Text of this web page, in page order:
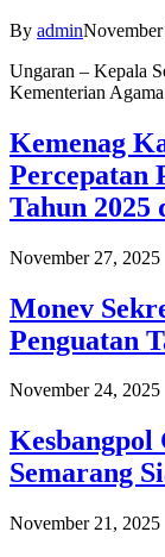
By admin
Ungaran – Kepala
Kementerian
Kemenag
Percepatan
Tahun 2025
November 27, 2025
Monev
Penguatan
November 24, 2025
Kesbangpol
Semarang
November 21, 2025